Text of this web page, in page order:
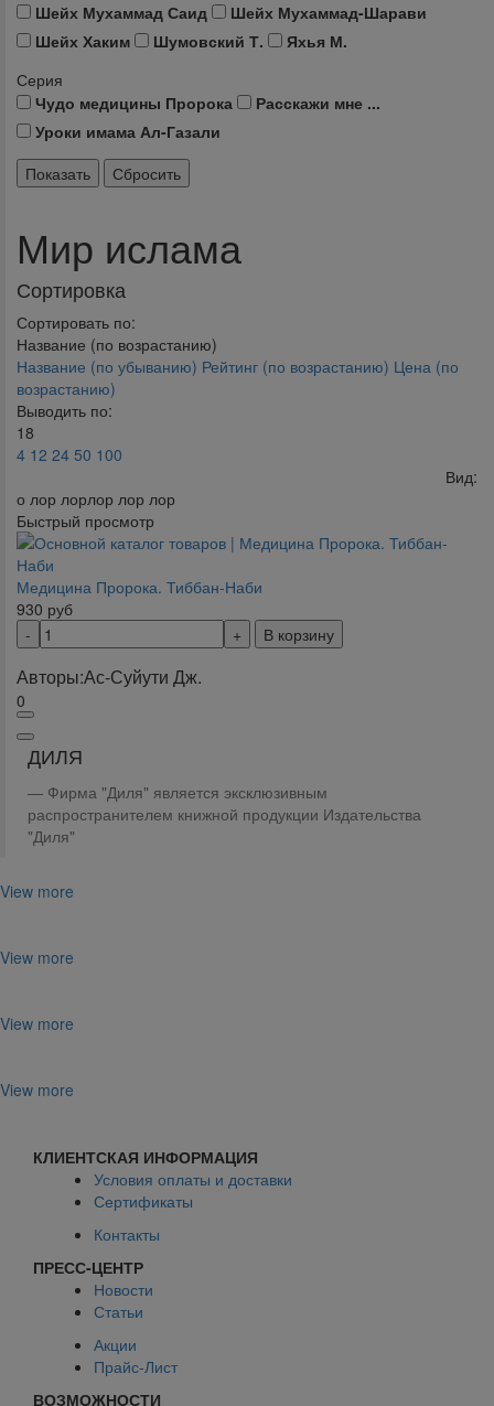
Шейх Мухаммад Саид
Шейх Мухаммад-Шарави
Шейх Хаким
Шумовский Т.
Яхья М.
Серия
Чудо медицины Пророка
Расскажи мне ...
Уроки имама Ал-Газали
Мир ислама
Сортировка
Сортировать по:
Название (по возрастанию)
Название (по убыванию) Рейтинг (по возрастанию) Цена (по
возрастанию)
Выводить по:
18
4 12 24 50 100
Вид:
о лор лорлор лор лор
Быстрый просмотр
Медицина Пророка. Тиббан-Наби
930 руб
В корзину
Авторы:Ас-Суйути Дж.
0
ДИЛЯ
Фирма "Диля" является эксклюзивным
распространителем книжной продукции Издательства
"Диля"
View more
View more
View more
View more
КЛИЕНТСКАЯ ИНФОРМАЦИЯ
Условия оплаты и доставки
Сертификаты
Контакты
ПРЕСС-ЦЕНТР
Новости
Статьи
Акции
Прайс-Лист
ВОЗМОЖНОСТИ